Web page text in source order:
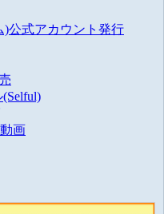
)公式アカウント発行
画